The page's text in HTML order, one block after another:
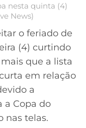
nesta quinta (4)
News)
o feriado de
(4) curtindo
que a lista
em relação
a
a Copa do
nas telas.